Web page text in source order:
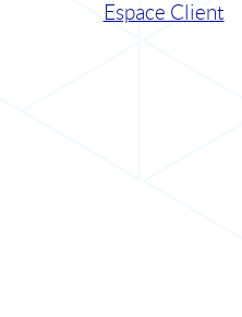
Espace Client